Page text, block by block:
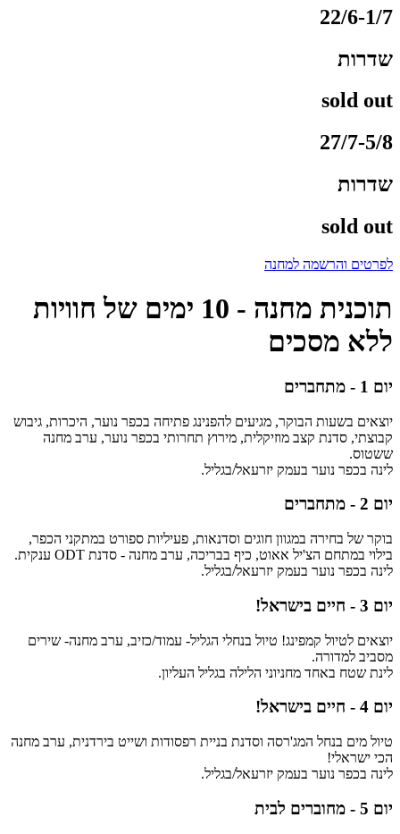
22/6-1/7
שדרות
sold out
27/7-5/8
שדרות
sold out
לפרטים והרשמה למחנה
תוכנית מחנה - 10 ימים של חוויות
ללא מסכים
יום 1 - מתחברים
יוצאים בשעות הבוקר, מגיעים להפנינג פתיחה בכפר נוער, היכרות, גיבוש
קבוצתי, סדנת קצב מוזיקלית, מירוץ תחרותי בכפר נוער, ערב מחנה
ששטוס.
לינה בכפר נוער בעמק יזרעאל/בגליל.
יום 2 - מתחברים
בוקר של בחירה במגוון חוגים וסדנאות, פעיליות ספורט במתקני הכפר,
בילוי במתחם הצ'יל אאוט, כיף בבריכה, ערב מחנה - סדנת ODT ענקית.
לינה בכפר נוער בעמק יזרעאל/בגליל.
יום 3 - חיים בישראל!
יוצאים לטיול קמפינג! טיול בנחלי הגליל- עמוד/כזיב, ערב מחנה- שירים
מסביב למדורה.
לינת שטח באחד מחניוני הלילה בגליל העליון.
יום 4 - חיים בישראל!
טיול מים בנחל המג'רסה וסדנת בניית רפסודות ושייט בירדנית, ערב מחנה
הכי ישראלי!
לינה בכפר נוער בעמק יזרעאל/בגליל.
יום 5 - מחוברים לבית